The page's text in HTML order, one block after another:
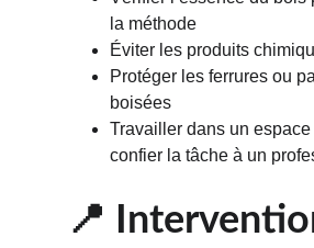
la méthode
Éviter les produits
Protéger les ferrures ou
boisées
Travailler dans un espace
confier la tâche à un
📍